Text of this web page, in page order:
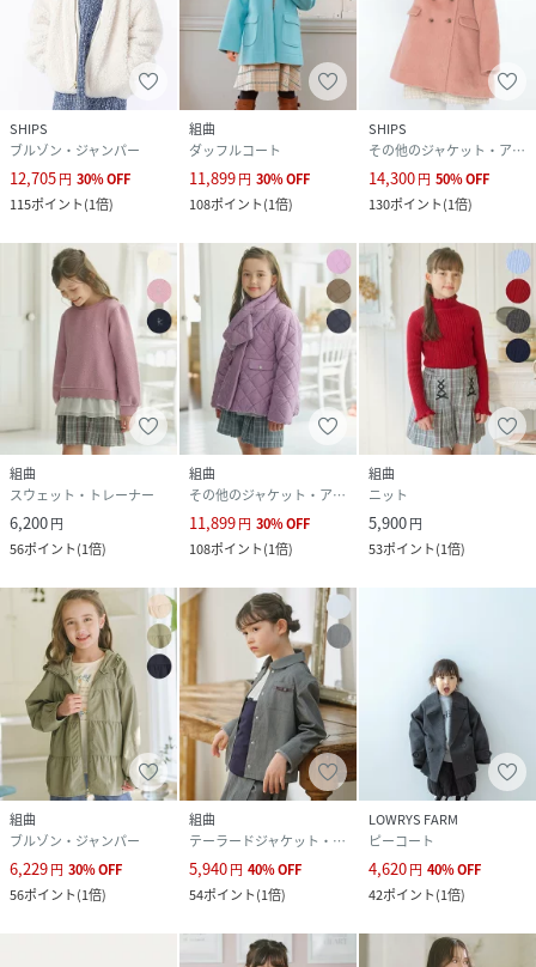
SHIPS
ブルゾン・ジャンパー
12,705円 30%OFF
115ポイント(1倍)
組曲
ダッフルコート
11,899円 30%OFF
108ポイント(1倍)
SHIPS
その他のジャケット・アウター
14,300円 50%OFF
130ポイント(1倍)
組曲
スウェット・トレーナー
6,200円
56ポイント(1倍)
組曲
その他のジャケット・アウター
11,899円 30%OFF
108ポイント(1倍)
組曲
ニット
5,900円
53ポイント(1倍)
組曲
ブルゾン・ジャンパー
6,229円 30%OFF
56ポイント(1倍)
組曲
テーラードジャケット・ブレザー
5,940円 40%OFF
54ポイント(1倍)
LOWRYS FARM
ピーコート
4,620円 40%OFF
42ポイント(1倍)